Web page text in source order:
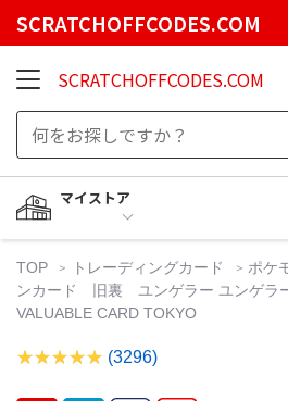
SCRATCHOFFCODES.COM
SCRATCHOFFCODES.COM
マイストア
TOP トレーディングカード ポケ
ンカード 旧裏 ユンゲラー ユンゲラ
VALUABLE CARD TOKYO
(3296)